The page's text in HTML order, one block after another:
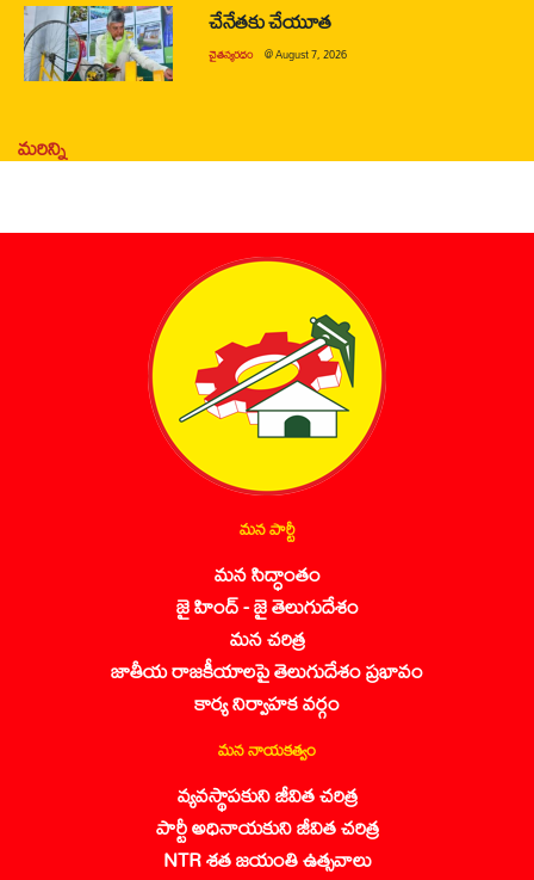
చేనేతకు చేయూత
చైతన్యరధం @August 7, 2026
మరిన్ని
మన పార్టీ
మన సిద్ధాంతం
జై హింద్ - జై తెలుగుదేశం
మన చరిత్ర
జాతీయ రాజకీయాలపై తెలుగుదేశం ప్రభావం
కార్య నిర్వాహక వర్గం
మన నాయకత్వం
వ్యవస్థాపకుని జీవిత చరిత్ర
పార్టీ అధినాయకుని జీవిత చరిత్ర
NTR శత జయంతి ఉత్సవాలు